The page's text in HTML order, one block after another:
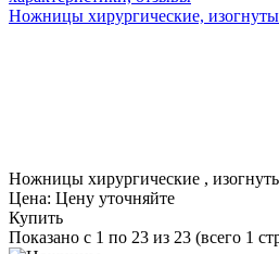
Ножницы хирургические,
Ножницы хирургические ,
Цена: Цену уточняйте
Купить
Показано с 1 по 23 из 23 (всего 1